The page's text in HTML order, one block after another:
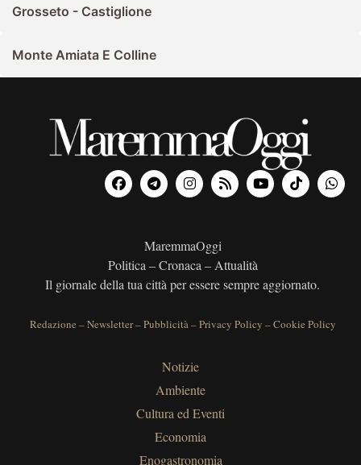
Grosseto - Castiglione
Monte Amiata E Colline
MaremmaOggi
Politica – Cronaca – Attualità
Il giornale della tua città per essere sempre aggiornato.
Redazione –Newsletter–Pubblicità–Privacy Policy –Cookie Policy
Notizie
Ambiente
Cultura ed Eventi
Economia
Enogastronomia